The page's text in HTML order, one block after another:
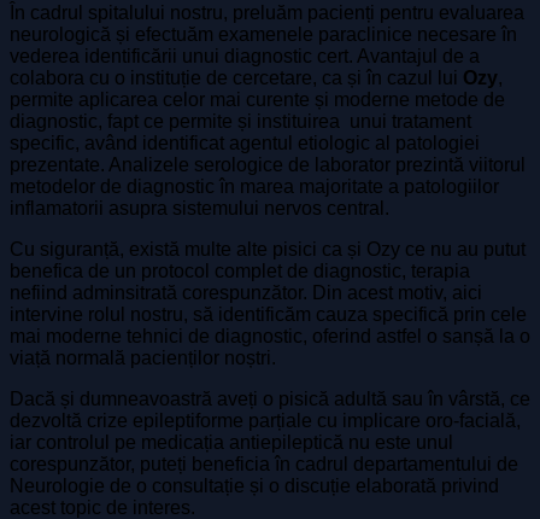
În cadrul spitalului nostru, preluăm pacienți pentru evaluarea
neurologică și efectuăm examenele paraclinice necesare în
vederea identificării unui diagnostic cert. Avantajul de a
colabora cu o instituție de cercetare, ca și în cazul lui Ozy,
permite aplicarea celor mai curente și moderne metode de
diagnostic, fapt ce permite și instituirea unui tratament
specific, având identificat agentul etiologic al patologiei
prezentate. Analizele serologice de laborator prezintă viitorul
metodelor de diagnostic în marea majoritate a patologiilor
inflamatorii asupra sistemului nervos central.
Cu siguranță, există multe alte pisici ca și Ozy ce nu au putut
benefica de un protocol complet de diagnostic, terapia
nefiind adminsitrată corespunzător. Din acest motiv, aici
intervine rolul nostru, să identificăm cauza specifică prin cele
mai moderne tehnici de diagnostic, oferind astfel o sanșă la o
viață normală pacienților noștri.
Dacă și dumneavoastră aveți o pisică adultă sau în vârstă, ce
dezvoltă crize epileptiforme parțiale cu implicare oro-facială,
iar controlul pe medicația antiepileptică nu este unul
corespunzător, puteți beneficia în cadrul departamentului de
Neurologie de o consultație și o discuție elaborată privind
acest topic de interes.